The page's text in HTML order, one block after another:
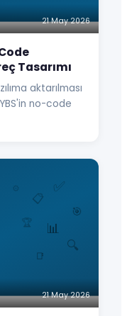
21 May 2026
Tasarımı
aktarılması
no-code
21 May 2026